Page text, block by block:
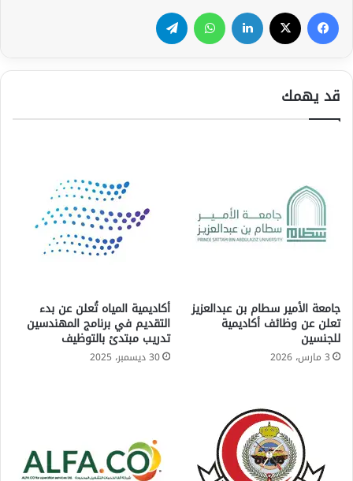
فيسبوك لينكدإن واتساب
قد يهمك
جامعة الأمير سطام بن عبدالعزيز
تعلن عن وظائف أكاديمية
للجنسين
3 مارس، 2026
أكاديمية المياه تُعلن عن بدء
التقديم في برنامج المهندسين
تدريب مبتدئ بالتوظيف
30 ديسمبر، 2025